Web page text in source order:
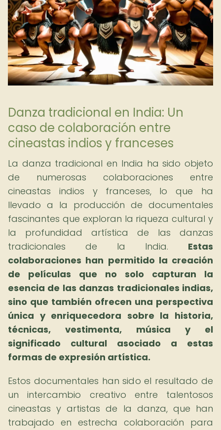
Danza tradicional en India: Un
caso de colaboración entre
cineastas indios y franceses
La danza tradicional en India ha sido objeto
de numerosas colaboraciones entre
cineastas indios y franceses, lo que ha
llevado a la producción de documentales
fascinantes que exploran la riqueza cultural y
la profundidad artística de las danzas
tradicionales de la India. Estas
colaboraciones han permitido la creación
de películas que no solo capturan la
esencia de las danzas tradicionales indias,
sino que también ofrecen una perspectiva
única y enriquecedora sobre la historia,
técnicas, vestimenta, música y el
significado cultural asociado a estas
formas de expresión artística.
Estos documentales han sido el resultado de
un intercambio creativo entre talentosos
cineastas y artistas de la danza, que han
trabajado en estrecha colaboración para